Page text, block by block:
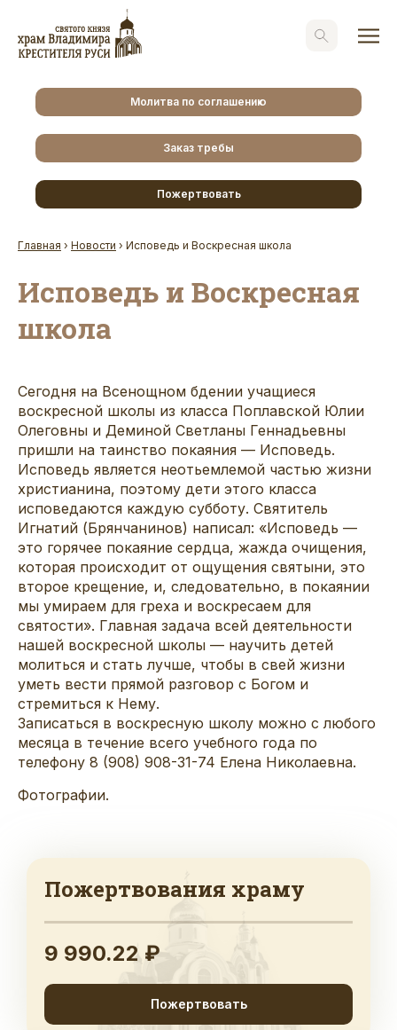
Молитва по соглашению
Заказ требы
Пожертвовать
Главная › Новости › Исповедь и Воскресная школа
Исповедь и Воскресная
школа
Сегодня на Всенощном бдении учащиеся
воскресной школы из класса Поплавской Юлии
Олеговны и Деминой Светланы Геннадьевны
пришли на таинство покаяния — Исповедь.
Исповедь является неотьемлемой частью жизни
христианина, поэтому дети этого класса
исповедаются каждую субботу. Святитель
Игнатий (Брянчанинов) написал: «Исповедь —
это горячее покаяние сердца, жажда очищения,
которая происходит от ощущения святыни, это
второе крещение, и, следовательно, в покаянии
мы умираем для греха и воскресаем для
святости». Главная задача всей деятельности
нашей воскресной школы — научить детей
молиться и стать лучше, чтобы в свей жизни
уметь вести прямой разговор с Богом и
стремиться к Нему.
Записаться в воскресную школу можно с любого
месяца в течение всего учебного года по
телефону 8 (908) 908-31-74 Елена Николаевна.
Фотографии.
Пожертвования храму
9 990.22 ₽
Пожертвовать